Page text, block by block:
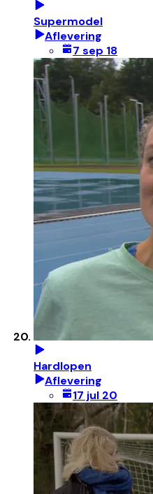
Supermodel
Aflevering
7 sep 18
Hardlopen
Aflevering
17 jul 20